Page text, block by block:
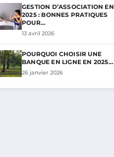
GESTION D’ASSOCIATION EN
2025 : BONNES PRATIQUES
POUR…
13 avril 2026
POURQUOI CHOISIR UNE
BANQUE EN LIGNE EN 2025…
26 janvier 2026